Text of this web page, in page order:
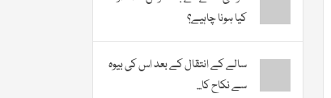
کیا ہونا چاہیے؟
سالے کے انتقال کے بعد اس کی بیوہ
سے نکاح کا...